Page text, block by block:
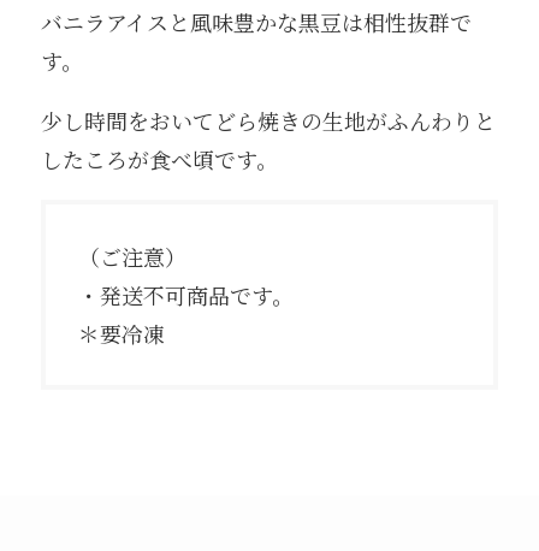
バニラアイスと風味豊かな黒豆は相性抜群で
す。
少し時間をおいてどら焼きの生地がふんわりと
したころが食べ頃です。
（ご注意）
・発送不可商品です。
＊要冷凍